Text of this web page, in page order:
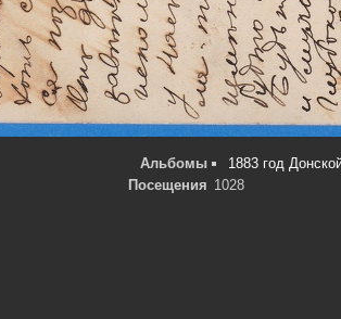
Альбомы
1883 год
Посещения 1028